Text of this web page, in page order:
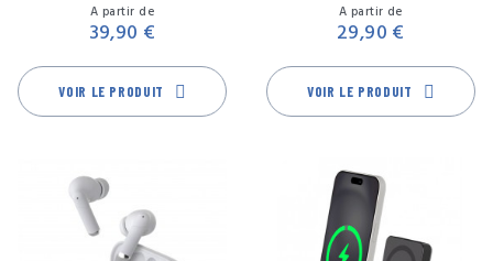
A partir de
39,90 €
VOIR LE PRODUIT
A partir de
29,90 €
VOIR LE PRODUIT